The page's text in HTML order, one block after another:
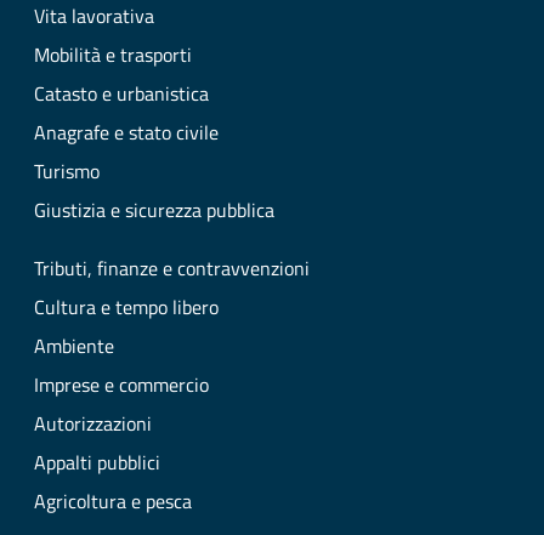
Vita lavorativa
Mobilità e trasporti
Catasto e urbanistica
Anagrafe e stato civile
Turismo
Giustizia e sicurezza pubblica
Tributi, finanze e contravvenzioni
Cultura e tempo libero
Ambiente
Imprese e commercio
Autorizzazioni
Appalti pubblici
Agricoltura e pesca